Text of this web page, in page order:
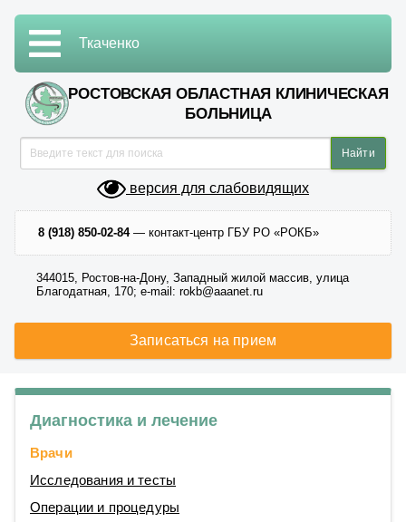
РОСТОВСКАЯ ОБЛАСТНАЯ КЛИНИЧЕСКАЯ
БОЛЬНИЦА
версия для слабовидящих
8 (918) 850-02-84— контакт-центр ГБУ РО «РОКБ»
344015, Ростов-на-Дону, Западный жилой массив, улица
Благодатная, 170; e-mail: rokb@aaanet.ru
Записаться на прием
Ткаченко
Диагностика и лечение
Врачи
Исследования и тесты
Операции и процедуры